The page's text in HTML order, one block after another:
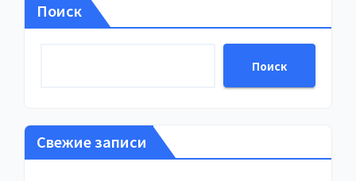
Поиск
Поиск
Свежие записи